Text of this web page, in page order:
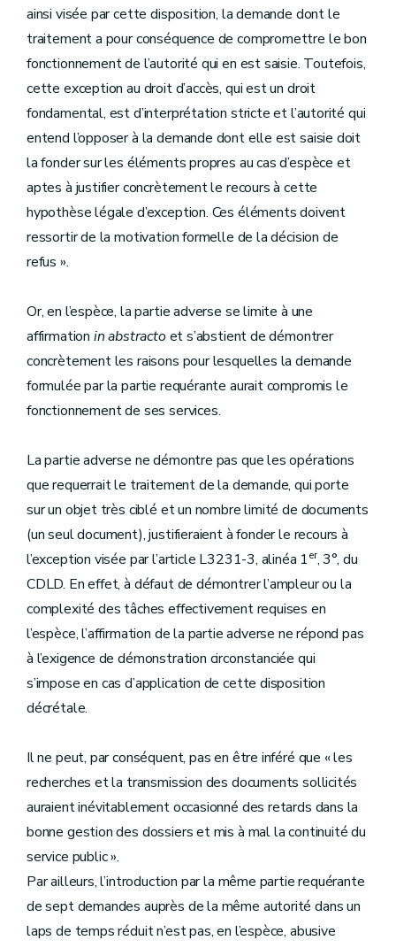
ainsi visée par cette disposition, la demande dont le
traitement a pour conséquence de compromettre le bon
fonctionnement de l’autorité qui en est saisie. Toutefois,
cette exception au droit d’accès, qui est un droit
fondamental, est d’interprétation stricte et l’autorité qui
entend l’opposer à la demande dont elle est saisie doit
la fonder sur les éléments propres au cas d’espèce et
aptes à justifier concrètement le recours à cette
hypothèse légale d’exception. Ces éléments doivent
ressortir de la motivation formelle de la décision de
refus ».
Or, en l’espèce, la partie adverse se limite à une
affirmation in abstractoet s’abstient de démontrer
concrètement les raisons pour lesquelles la demande
formulée par la partie requérante aurait compromis le
fonctionnement de ses services.
La partie adverse ne démontre pas que les opérations
que requerrait le traitement de la demande, qui porte
sur un objet très ciblé et un nombre limité de documents
(un seul document), justifieraient à fonder le recours à
l’exception visée par l’article L3231-3, alinéa 1er, 3°, du
CDLD. En effet, à défaut de démontrer l’ampleur ou la
complexité des tâches effectivement requises en
l’espèce, l’affirmation de la partie adverse ne répond pas
à l’exigence de démonstration circonstanciée qui
s’impose en cas d’application de cette disposition
décrétale.
Il ne peut, par conséquent, pas en être inféré que « les
recherches et la transmission des documents sollicités
auraient inévitablement occasionné des retards dans la
bonne gestion des dossiers et mis à mal la continuité du
service public ».
Par ailleurs, l’introduction par la même partie requérante
de sept demandes auprès de la même autorité dans un
laps de temps réduit n’est pas, en l’espèce, abusive